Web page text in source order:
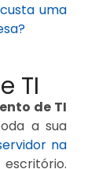
uma
TI
de TI
a sua
na